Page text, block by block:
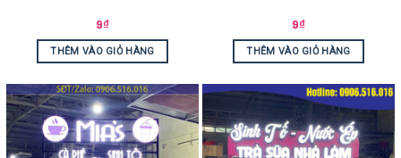
9₫
THÊM VÀO GIỎ HÀNG
9₫
THÊM VÀO GIỎ HÀNG